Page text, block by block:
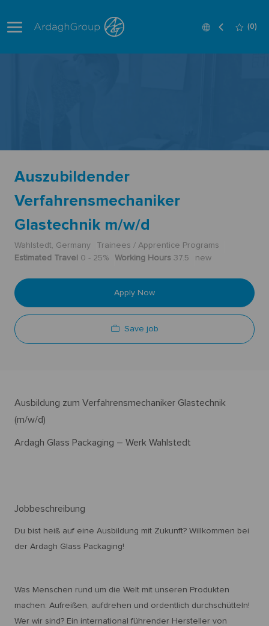
Language
English (0)
Auszubildender
Verfahrensmechaniker
Glastechnik m/w/d
Wahlstedt, Germany
Trainees / Apprentice Programs
Estimated Travel 0 - 25% Working Hours 37.5 new
Apply Now
Save job
Ausbildung zum Verfahrensmechaniker Glastechnik
(m/w/d)
Ardagh Glass Packaging – Werk Wahlstedt
Jobbeschreibung
Du bist heiß auf eine Ausbildung mit Zukunft? Willkommen bei
der Ardagh Glass Packaging!
Was Menschen rund um die Welt mit unseren Produkten
machen: Aufreißen, aufdrehen und ordentlich durchschütteln!
Wer wir sind? Ein international führender Hersteller von